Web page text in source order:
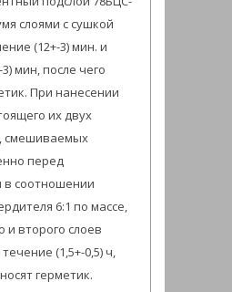
слоями с сушкой
(12+-3) мин. и
мин, после чего
При нанесении
их двух
смешиваемых
перед
соотношении
6:1 по массе,
и второго слоев
(1,5+-0,5) ч,
герметик.